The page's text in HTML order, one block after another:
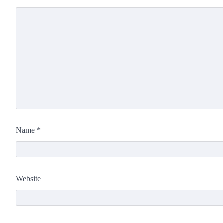
Name *
Website